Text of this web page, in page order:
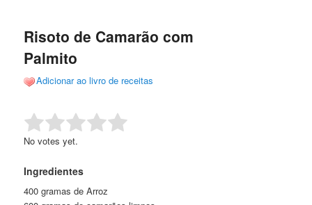
conteúdo
conteúdo
Risoto de Camarão com
Palmito
Adicionar ao livro de receitas
Rate this item: Submit Rating
No votes yet.
Ingredientes
400 gramas de Arroz